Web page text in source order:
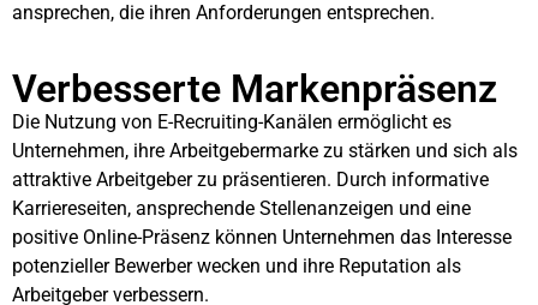
ansprechen, die ihren Anforderungen entsprechen.
Verbesserte Markenpräsenz
Die Nutzung von E-Recruiting-Kanälen ermöglicht es
Unternehmen, ihre Arbeitgebermarke zu stärken und sich als
attraktive Arbeitgeber zu präsentieren. Durch informative
Karriereseiten, ansprechende Stellenanzeigen und eine
positive Online-Präsenz können Unternehmen das Interesse
potenzieller Bewerber wecken und ihre Reputation als
Arbeitgeber verbessern.